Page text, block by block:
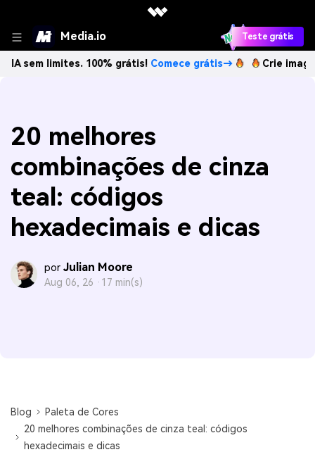
Media.io Teste grátis
100% grátis!Comece grátis→ Crie imagens com
20 melhores
combinações de cinza
teal: códigos
hexadecimais e dicas
por Julian Moore
Aug 06, 26 · 17 min(s)
Blog
Paleta de Cores
20 melhores combinações de cinza teal: códigos
hexadecimais e dicas